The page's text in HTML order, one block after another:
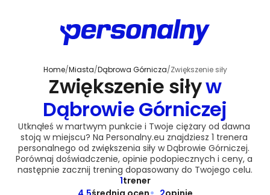
Home/Miasta/Dąbrowa Górnicza/Zwiększenie siły
Zwiększenie siływ
Dąbrowie Górniczej
Utknąłeś w martwym punkcie i Twoje ciężary od dawna
stoją w miejscu? Na Personalny.eu znajdziesz 1 trenera
personalnego od zwiększenia siły w Dąbrowie Górniczej.
Porównaj doświadczenie, opinie podopiecznych i ceny, a
następnie zacznij trening dopasowany do Twojego celu.
1trener